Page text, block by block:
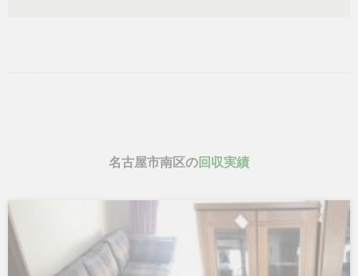
名古屋市南区の回収実績